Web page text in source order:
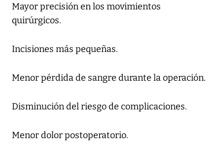
Mayor precisión en los movimientos
quirúrgicos.
Incisiones más pequeñas.
Menor pérdida de sangre durante la operación.
Disminución del riesgo de complicaciones.
Menor dolor postoperatorio.